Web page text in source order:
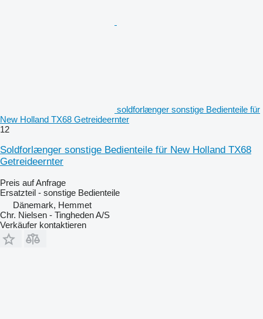
soldforlænger sonstige Bedienteile für
New Holland TX68 Getreideernter
12
Soldforlænger sonstige Bedienteile für New Holland TX68
Getreideernter
Preis auf Anfrage
Ersatzteil - sonstige Bedienteile
Dänemark, Hemmet
Chr. Nielsen - Tingheden A/S
Verkäufer kontaktieren